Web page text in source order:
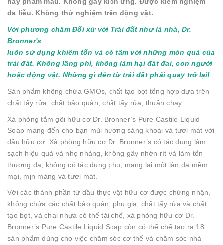
hay phẩm màu. Không gây kích ứng. Được kiểm nghiệm
da liễu. Không thử nghiệm trên động vật.
Với phương châm Đối xử với Trái đất như là nhà, Dr.
Bronner's
luôn sử dụng khiêm tốn và có tâm với những món quà của
trái đất. Không lãng phí, không làm hại đất đai, con người
hoặc động vật. Những gì đến từ trái đất phải quay trở lại!
Sản phẩm không chứa GMOs, chất tạo bọt tổng hợp dựa trên
chất tẩy rửa, chất bảo quản, chất tẩy rửa, thuần chay.
Xà phòng tắm gội hữu cơ Dr. Bronner’s Pure Castile Liquid
Soap mang đến cho bạn mùi hương sảng khoái và tươi mát với
dầu hữu cơ. Xà phòng hữu cơ Dr. Bronner’s có tác dụng làm
sạch hiệu quả và nhẹ nhàng, không gây nhờn rít và làm tổn
thương da, không có tác dụng phụ, mang lại một làn da mềm
mại, mịn màng và tươi mát.
Với các thành phần từ dầu thực vật hữu cơ được chứng nhận,
không chứa các chất bảo quản, phụ gia, chất tẩy rửa và chất
tạo bọt, và chai nhựa có thể tái chế, xà phòng hữu cơ Dr.
Bronner’s Pure Castile Liquid Soap còn có thể chế tạo ra 18
sản phẩm dùng cho việc chăm sóc cơ thể và chăm sóc nhà